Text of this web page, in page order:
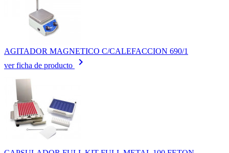
AGITADOR MAGNETICO C/CALEFACCION 690/1
ver ficha de producto
keyboard_arrow_right